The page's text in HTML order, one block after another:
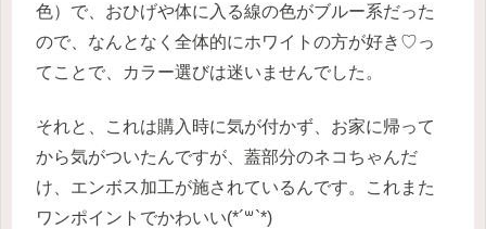
色）で、おひげや体に入る線の色がブルー系だった
ので、なんとなく全体的にホワイトの方が好き♡っ
てことで、カラー選びは迷いませんでした。
それと、これは購入時に気が付かず、お家に帰って
から気がついたんですが、蓋部分のネコちゃんだ
け、エンボス加工が施されているんです。これまた
ワンポイントでかわいい(*´꒳`*)